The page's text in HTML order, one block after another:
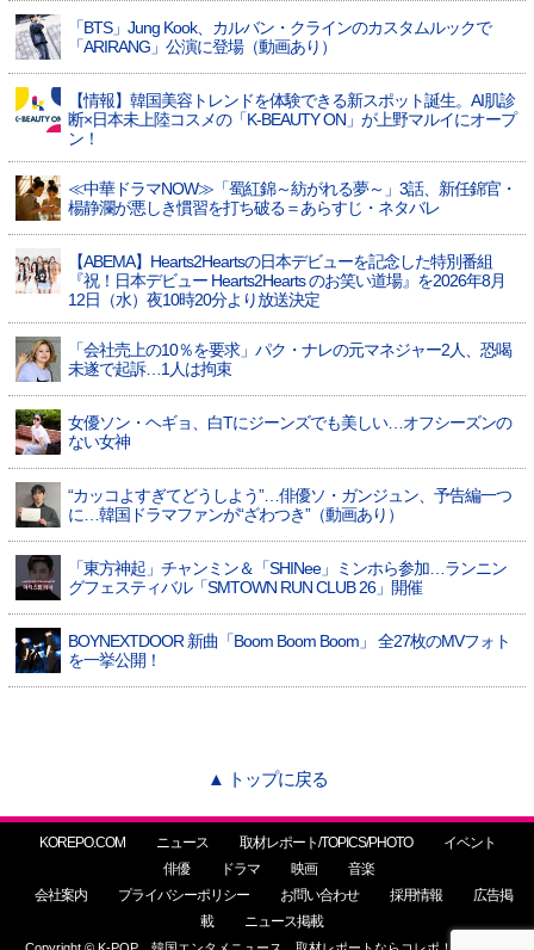
「BTS」Jung Kook、カルバン・クラインのカスタムルックで
「ARIRANG」公演に登場（動画あり）
【情報】韓国美容トレンドを体験できる新スポット誕生。AI肌診
断×日本未上陸コスメの「K-BEAUTY ON」が上野マルイにオープ
ン！
≪中華ドラマNOW≫「蜀紅錦～紡がれる夢～」3話、新任錦官・
楊静瀾が悪しき慣習を打ち破る＝あらすじ・ネタバレ
【ABEMA】Hearts2Heartsの日本デビューを記念した特別番組
『祝！日本デビュー Hearts2Hearts のお笑い道場』を2026年8月
12日（水）夜10時20分より放送決定
「会社売上の10％を要求」パク・ナレの元マネジャー2人、恐喝
未遂で起訴…1人は拘束
女優ソン・ヘギョ、白Tにジーンズでも美しい…オフシーズンの
ない女神
“カッコよすぎてどうしよう”…俳優ソ・ガンジュン、予告編一つ
に…韓国ドラマファンが“ざわつき”（動画あり）
「東方神起」チャンミン＆「SHINee」ミンホら参加…ランニン
グフェスティバル「SMTOWN RUN CLUB 26」開催
BOYNEXTDOOR 新曲「Boom Boom Boom」 全27枚のMVフォト
を一挙公開！
▲ トップに戻る
KOREPO.COM ニュース 取材レポート/TOPICS/PHOTO
イベント
俳優
ドラマ 映画
音楽
会社案内
プライバシーポリシー お問い合わせ 採用情報
広告掲
載
ニュース掲載